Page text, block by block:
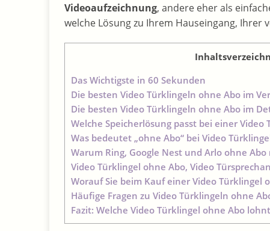
Videoaufzeichnung, andere eher als
welche Lösung zu Ihrem Hauseingang,
Das Wichtigste in 60 Sekunden
Die besten Video Türklingeln ohne Abo im
Die besten Video Türklingeln ohne Abo im
Welche Speicherlösung passt bei einer Video
Was bedeutet „ohne Abo“ bei Video
Warum Ring, Google Nest und Arlo ohne
Video Türklingel ohne Abo, Video
Worauf Sie beim Kauf einer Video Türklingel
Häufige Fragen zu Video Türklingeln ohne
Fazit: Welche Video Türklingel ohne Abo